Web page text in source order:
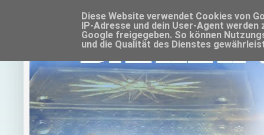
Diese Website verwendet Cookies von
IP-Adresse und dein User-Agent
Google freigegeben. So können
und die Qualität des Dienstes